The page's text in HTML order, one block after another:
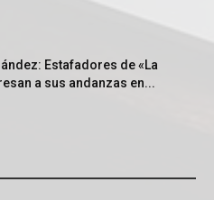
Estafadores de «La
a sus andanzas en...